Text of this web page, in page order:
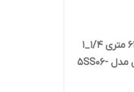
شناور کفکش راد پمپ ۶۴ متری ۱/۴_۱
اینچ فلوتردار تمام استیل مدل 5SS06-